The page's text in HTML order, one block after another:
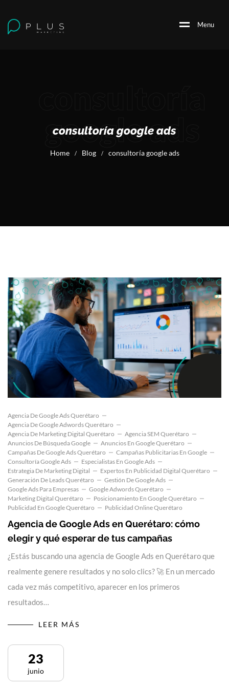
Menu
google ads
consultoría google ads
Home / Blog / consultoría google ads
Agencia De Google Ads Querétaro
Agencia De Google Adwords Querétaro
Agencia De Marketing Digital Querétaro
Agencia SEM Querétaro
Anuncios De Búsqueda Google
Anuncios En Google Querétaro
Campañas De Google Ads Querétaro
Campañas Publicitarias En Google
Consultoría Google Ads
Especialistas En Google Ads
Estrategia De Marketing Digital
Expertos En Publicidad Digital Querétaro
Generación De Leads Querétaro
Gestión De Google Ads
Google Ads Para Empresas
Google Adwords Querétaro
Marketing Digital Querétaro
Posicionamiento En Google Querétaro
Publicidad En Google Querétaro
Publicidad Online Querétaro
Agencia de Google Ads en Querétaro: cómo
elegir y qué esperar de tus campañas
¿Estás buscando una agencia de Google Ads en Querétaro que
realmente genere resultados y no solo clics? 🚀 En un mercado
cada vez más competitivo, aparecer en los primeros
resultados…
LEER MÁS
23
junio